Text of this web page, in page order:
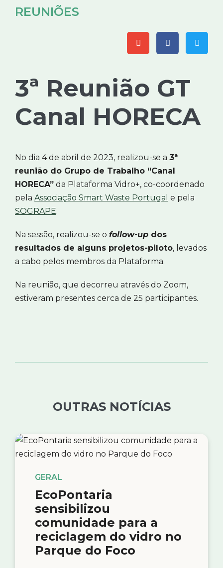
REUNIÕES
3ª Reunião GT
Canal HORECA
No dia 4 de abril de 2023, realizou-se a 3ª
reunião do Grupo de Trabalho “Canal
HORECA” da Plataforma Vidro+, co-coordenado
pela Associação Smart Waste Portugal e pela
SOGRAPE.
Na sessão, realizou-se o follow-up dos
resultados de alguns projetos-piloto, levados
a cabo pelos membros da Plataforma.
Na reunião, que decorreu através do Zoom,
estiveram presentes cerca de 25 participantes.
OUTRAS NOTÍCIAS
GERAL
EcoPontaria
sensibilizou
comunidade para a
reciclagem do vidro no
Parque do Foco